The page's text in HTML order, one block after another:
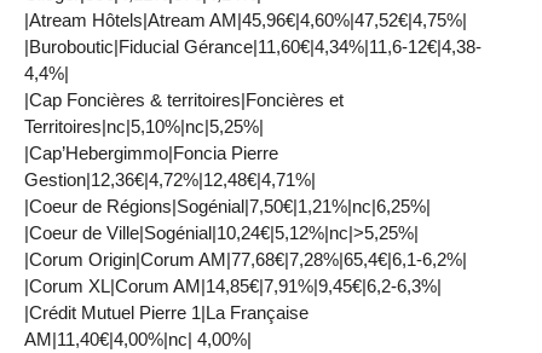
|Atream Hôtels|Atream AM|45,96€|4,60%|47,52€|4,75%|
|Buroboutic|Fiducial Gérance|11,60€|4,34%|11,6-12€|4,38-
4,4%|
|Cap Foncières & territoires|Foncières et
Territoires|nc|5,10%|nc|5,25%|
|Cap’Hebergimmo|Foncia Pierre
Gestion|12,36€|4,72%|12,48€|4,71%|
|Coeur de Régions|Sogénial|7,50€|1,21%|nc|6,25%|
|Coeur de Ville|Sogénial|10,24€|5,12%|nc|>5,25%|
|Corum Origin|Corum AM|77,68€|7,28%|65,4€|6,1-6,2%|
|Corum XL|Corum AM|14,85€|7,91%|9,45€|6,2-6,3%|
|Crédit Mutuel Pierre 1|La Française
AM|11,40€|4,00%|nc| 4,00%|